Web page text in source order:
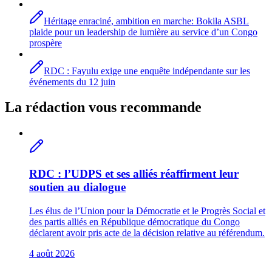
Héritage enraciné, ambition en marche: Bokila ASBL
plaide pour un leadership de lumière au service d’un Congo
prospère
RDC : Fayulu exige une enquête indépendante sur les
événements du 12 juin
La rédaction vous recommande
RDC : l’UDPS et ses alliés réaffirment leur
soutien au dialogue
Les élus de l’Union pour la Démocratie et le Progrès Social et
des partis alliés en République démocratique du Congo
déclarent avoir pris acte de la décision relative au référendum.
4 août 2026